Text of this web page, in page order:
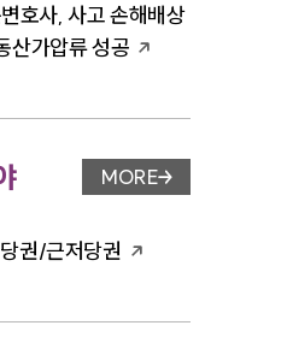
호사, 사고 손해배상
산가압류 성공
업무분야 페이지 이
MORE
권/근저당권